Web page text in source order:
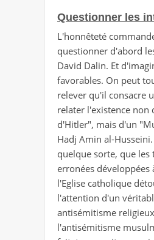
Questionner les
L'honnêteté
questionner d'abord
David Dalin. Et
favorables. On peut
relever qu'il consacre
relater l'existence non
d'Hitler", mais d'un
Hadj Amin al-
quelque sorte, que les
erronées développées
l'Eglise catholique
l'attention d'un
antisémitisme
l'antisémitisme